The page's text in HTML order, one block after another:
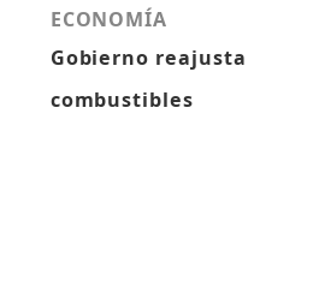
ECONOMÍA
Gobierno reajusta
combustibles